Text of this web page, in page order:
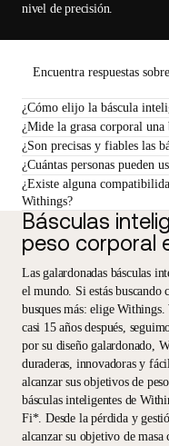
nivel de precisión.
Encuentra respuestas
¿Cómo elijo la báscula
¿Mide la grasa corporal
¿Son precisas y fiables las
¿Cuántas personas pueden
¿Existe alguna
Withings?
Básculas
peso corporal
Las galardonadas básculas
el mundo. Si estás
busques más: elige
casi 15 años después,
por su diseño galardonado,
duraderas, innovadoras y
alcanzar sus objetivos de
básculas inteligentes de
Fi*. Desde la pérdida y
alcanzar su objetivo de masa